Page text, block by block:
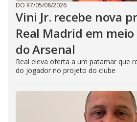
DO R7/05/08/2026
Vini Jr. recebe nova
Real Madrid em
do Arsenal
Real eleva oferta a um patamar que
do jogador no projeto do clube